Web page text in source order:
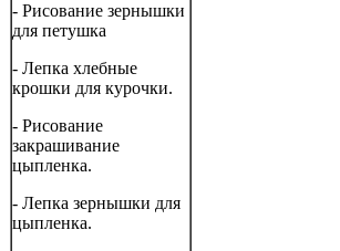
- Рисование зернышки
для петушка
- Лепка хлебные
крошки для курочки.
- Рисование
закрашивание
цыпленка.
- Лепка зернышки для
цыпленка.